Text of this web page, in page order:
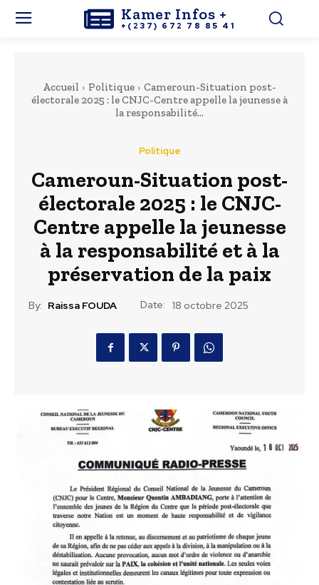
Kamer Infos +
+(237) 672 78 85 41
Accueil Politique
Cameroun-Situation post-
électorale 2025 : le CNJC-Centre appelle la jeunesse à
la responsabilité...
Politique
Cameroun-Situation post-
électorale 2025 : le CNJC-
Centre appelle la jeunesse
à la responsabilité et à la
préservation de la paix
By: Raissa FOUDA Date: 18 octobre 2025